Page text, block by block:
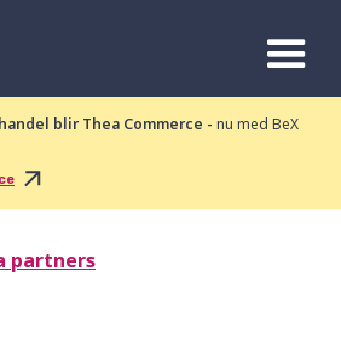
blir Thea Commerce - nu med BeX
partners